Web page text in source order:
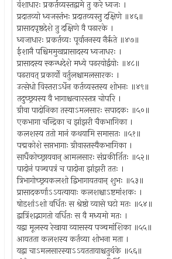
वंशाधारः प्रकर्तव्यस्तद्वामे तु करे ध्वजः ।
प्रदातव्यो ध्वजस्तंभः प्रदातव्यस्तु दक्षिणे ॥४६॥
प्रासादपृष्ठदेशे तु दक्षिणे वै पढारके ।
ध्वजाधारः प्रकर्तव्यः पूर्वाननस्य नैर्ऋते ॥४७॥
ईशानै पश्चिममुखप्रासादस्य ध्वजाधरः ।
प्रासादस्य स्कन्धदेशे मध्ये पढरयोर्द्वयोः ॥४८॥
पढरावत् प्रकार्यो वर्तुलश्चामलसारकः ।
उत्सेधो विस्तराऽर्धेन कर्तव्यस्तस्य शोभनः ॥४९॥
तदुच्छ्रयस्य वै भागाश्चत्वारस्तत्र चोपरि ।
ग्रीवा पादोनिका तस्याऽमलसारः सपादकः ॥५०॥
एकभागा चन्द्रिका च झांझरी चैकभागिका ।
कलशस्य ततो मानं कथयामि समासतः ॥५१॥
पद्मकोशे सप्तभागाः ग्रीवास्तस्यैकभागिका ।
सार्धैकोच्छ्रायवान् आमलसारः संप्रकीर्तितः ॥५२॥
पादोनं पञ्चपत्रं च पादोना झांझरी ततः ।
त्रिभागोच्छ्रयकलशो द्विभागायतवान् शुभः ॥५३॥
प्रासादकर्णाऽऽयत्यायाः कलशश्चाऽष्टमांशकः ।
षोडशांऽशो वर्धितः स श्रेष्ठो व्यासे घटो मतः ॥५४॥
द्वात्रिंशद्भागतो वर्धितः स वै मध्यमो मतः ।
यद्वा मूलस्य रेखाया व्यासस्य पञ्चमांशिका ॥५५॥
आयतता कलशस्य कर्तव्या शोभना मता ।
यद्वा चाऽमलसारस्याऽऽयततायाश्चतुर्थके ॥५६॥